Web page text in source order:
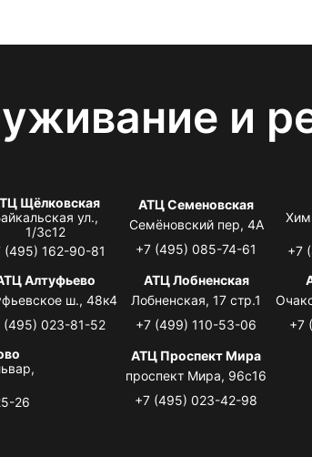
и
Щёлковская
ул.,
1/3с12
(495) 162-90-81
АТЦ Семеновская
Семёновский пер, 4А
+7 (495) 085-74-61
+7
Алтуфьево
ш., 48к4
(495) 023-81-52
АТЦ Лобненская
Лобненская, 17 стр.1
+7 (499) 110-53-06
+7
26
АТЦ Проспект Мира
проспект Мира, 96с16
+7 (495) 023-42-98